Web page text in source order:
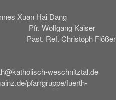
Xuan Hai Dang
Pfr. Wolfgang Kaiser
Past. Ref. Christoph Flößer
weschnitztal.de
pfarrgruppe/fuerth-